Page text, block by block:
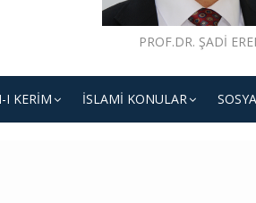
PROF.DR. ŞADI
I KERIM İSLAMI KONULAR